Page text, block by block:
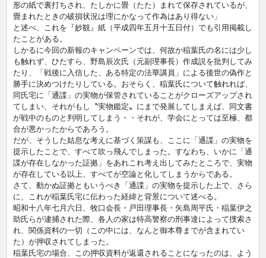
形の紙で裏打ちされ、たしかに畳（たた）まれて保存されているが、
畳まれたときの破損状況は理にかなって作為はあり得ない」
と述べ、これを『妙観』紙（平成四年五月十五日付）でも引用掲載し
たことがある。
しかるに今回の新報のキャンペーンでは、何故か稲葉氏の名には少し
も触れず、ひたすら、野島辰次氏（元副理事長）作成説を批判してみ
たり、「戦後に入信した、ある特定の法華講員」による後世の偽作と
勝手に決めつけたりしている。おそらく、稲葉氏について触れれば、
同氏宅に「通諜」の実物が保管されていることがクローズアップされ
てしまい、それがもし〝実物鑑定〟にまで発展してしまえば、同文書
が戦中のものと判明してしまう・・それが、学会にとっては至極、都
合が悪かったからであろう。
だが、そうした姑息な考えに基づく策謀も、ここに「通諜」の実物を
提示したことで、すべて吹っ飛んでしまった。すなわち、いかに「通
諜が存在しなかった証拠」をあれこれ考え出してみたところで、実物
が存在している以上、すべてが空論と化してしまうからである。
さて、動かぬ証拠ともいうべき「通諜」の実物を提示した上で、さら
に、これが稲葉氏宅に伝わった経緯と背景について述べる。
昭和十八年七月六日、牧口会長・戸田理事長・矢島周平氏・稲葉伊之
助氏らが逮捕された際、各人の家は特高警察の刑事達によって捜索さ
れ、関係資料の一切（この中には、なんと御本尊までが含まれてい
た）が押収されてしまった。
稲葉氏宅の場合、この押収資料が返還されることになったのは、よう